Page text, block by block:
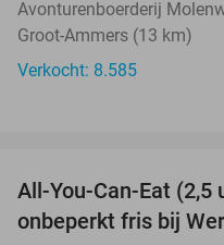
Avonturenboerderij
Groot-Ammers (13 km)
Verkocht: 8.585
All-You-Can-Eat
onbeperkt fris bij